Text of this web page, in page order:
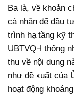
Ba là, về khoản
cá nhân để đầu
trình hạ tầng kỹ
UBTVQH thống
thu về nội dung
như đề xuất của
hoạt động